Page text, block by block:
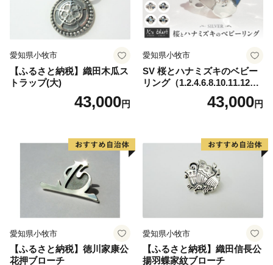
愛知県小牧市
【ふるさと納税】織田木瓜ス
トラップ(大)
43,000円
愛知県小牧市
SV 桜とハナミズキのベビー
リング（1.2.4.6.8.10.11.12
43,000円
愛知県小牧市
【ふるさと納税】徳川家康公
花押ブローチ
愛知県小牧市
【ふるさと納税】織田信長公
揚羽蝶家紋ブローチ